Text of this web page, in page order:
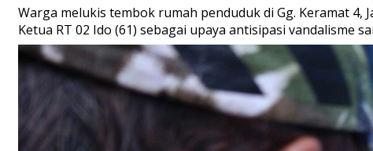
Warga melukis tembok rumah penduduk di Gg. Keramat 4,
Ketua RT 02 Ido (61) sebagai upaya antisipasi vandalisme